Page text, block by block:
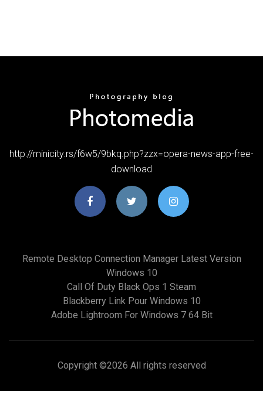
http://minicity.rs/f6w5/9bkq.php?zzx=opera-news-app-free-
download
Remote Desktop Connection Manager Latest Version
Windows 10
Call Of Duty Black Ops 1 Steam
Blackberry Link Pour Windows 10
Adobe Lightroom For Windows 7 64 Bit
Copyright ©2026 All rights reserved